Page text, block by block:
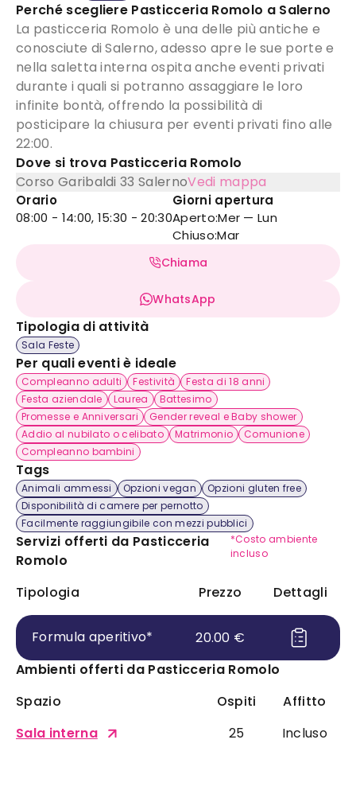
Perché scegliere Pasticceria Romolo a Salerno
La pasticceria Romolo è una delle più antiche e
conosciute di Salerno, adesso apre le sue porte e
nella saletta interna ospita anche eventi privati
durante i quali si potranno assaggiare le loro
infinite bontà, offrendo la possibilità di
posticipare la chiusura per eventi privati fino alle
22:00.
Dove si trova Pasticceria Romolo
Corso Garibaldi 33 SalernoVedi mappa
Orario
08:00 - 14:00, 15:30 - 20:30
Giorni apertura
Aperto:Mer — Lun
Chiuso:Mar
Chiama
WhatsApp
Tipologia di attività
Sala Feste
Per quali eventi è ideale
Compleanno adulti Festività
Festa di 18 anni
Festa aziendale
Laurea
Battesimo
Promesse e Anniversari
Gender reveal e Baby shower
Addio al nubilato o celibato
Matrimonio
Comunione
Compleanno bambini
Tags
Animali ammessi Opzioni vegan
Opzioni gluten free
Disponibilità di camere per pernotto
Facilmente raggiungibile con mezzi pubblici
Servizi offerti da Pasticceria
Romolo
*Costo ambiente
incluso
Tipologia Prezzo Dettagli
Formula aperitivo* 20.00 €
Ambienti offerti da Pasticceria Romolo
Spazio
Ospiti
Affitto
Sala interna
25 Incluso